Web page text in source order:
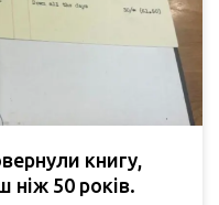
книгу,
ніж 50 років.